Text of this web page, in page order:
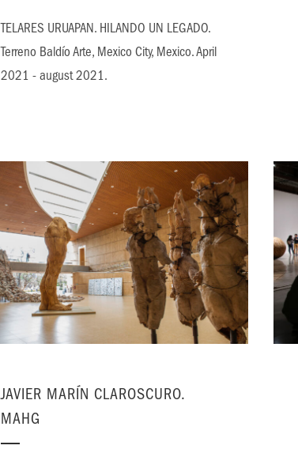
TELARES URUAPAN. HILANDO UN LEGADO.
Terreno Baldío Arte, Mexico City, Mexico. April
2021 - august 2021.
JAVIER MARÍN CLAROSCURO.
MAHG